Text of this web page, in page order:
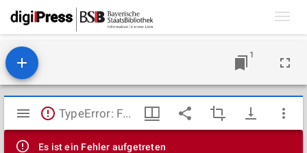
1
Mirador
Viewer
TypeError: Failed to fetch
Es ist ein Fehler aufgetreten